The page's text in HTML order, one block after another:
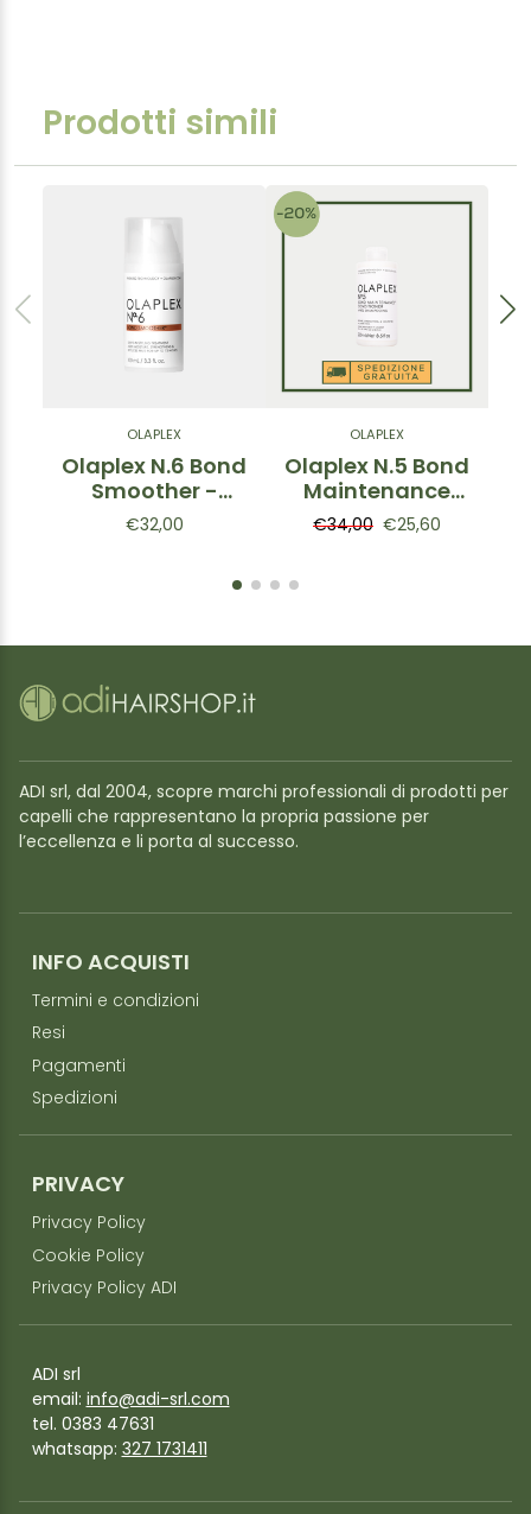
Prodotti simili
OLAPLEX
Olaplex N.6 Bond
Smoother -
Crema Leave-in
€32,00
OLAPLEX
Olaplex N.5 Bond
Maintenance
Conditioner -
€34,00 €25,60
ADI srl, dal 2004, scopre marchi professionali di prodotti per
capelli che rappresentano la propria passione per
l’eccellenza e li porta al successo.
INFO ACQUISTI
Termini e condizioni
Resi
Pagamenti
Spedizioni
PRIVACY
Privacy Policy
Cookie Policy
Privacy Policy ADI
ADI srl
email: info@adi-srl.com
tel. 0383 47631
whatsapp: 327 1731411